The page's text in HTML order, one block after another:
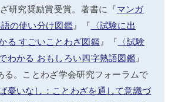
研究奨励賞受賞。著書に『マンガ
の使い分け図鑑』『 〈試験に出
る すごいことわざ図鑑』『 〈試験
わかる おもしろい四字熟語図鑑』
る。ことわざ学会研究フォーラムで
憂いなし：ことわざを通して意識づ